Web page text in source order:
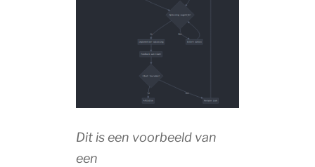
Dit is een voorbeeld van
een